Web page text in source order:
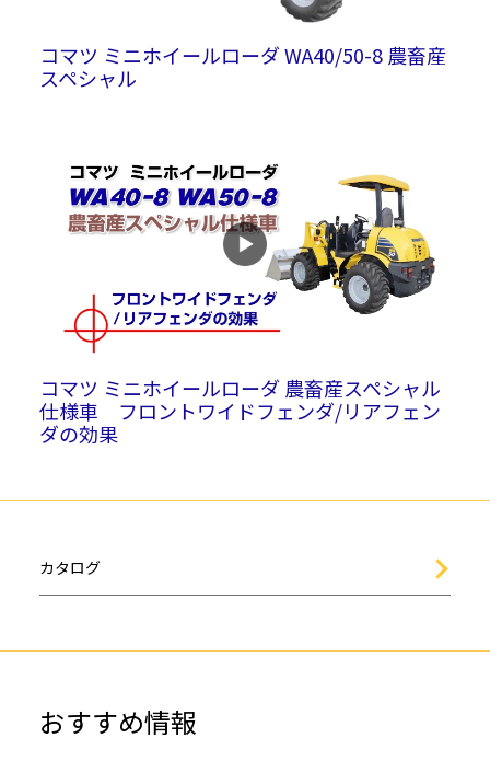
コマツ ミニホイールローダ WA40/50-8 農畜産
スペシャル
コマツ ミニホイールローダ 農畜産スペシャル
仕様車 フロントワイドフェンダ/リアフェン
ダの効果
カタログ
おすすめ情報